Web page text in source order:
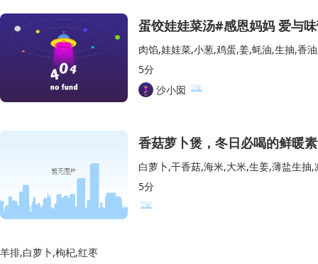
蛋饺娃娃菜汤#感恩妈妈 爱与
肉馅,娃娃菜,小葱,鸡蛋,姜,蚝油,生抽,香
5分
沙小囡
香菇萝卜煲，冬日必喝的鲜暖
白萝卜,干香菇,海米,大米,生姜,薄盐生
5分
羊排,白萝卜,枸杞,红枣